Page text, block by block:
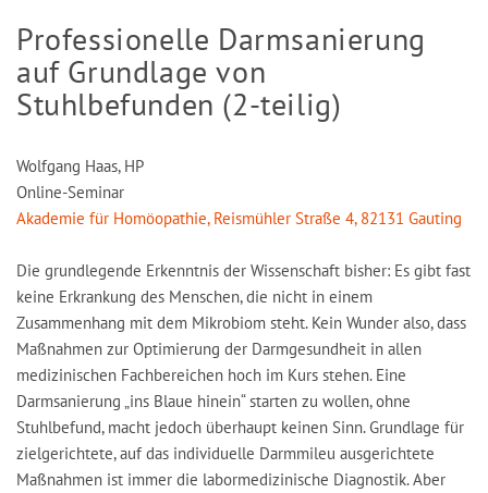
Professionelle Darmsanierung
auf Grundlage von
Stuhlbefunden (2-teilig)
Wolfgang Haas, HP
Online-Seminar
Akademie für Homöopathie, Reismühler Straße 4, 82131 Gauting
Die grundlegende Erkenntnis der Wissenschaft bisher: Es gibt fast
keine Erkrankung des Menschen, die nicht in einem
Zusammenhang mit dem Mikrobiom steht. Kein Wunder also, dass
Maßnahmen zur Optimierung der Darmgesundheit in allen
medizinischen Fachbereichen hoch im Kurs stehen. Eine
Darmsanierung „ins Blaue hinein“ starten zu wollen, ohne
Stuhlbefund, macht jedoch überhaupt keinen Sinn. Grundlage für
zielgerichtete, auf das individuelle Darmmileu ausgerichtete
Maßnahmen ist immer die labormedizinische Diagnostik. Aber